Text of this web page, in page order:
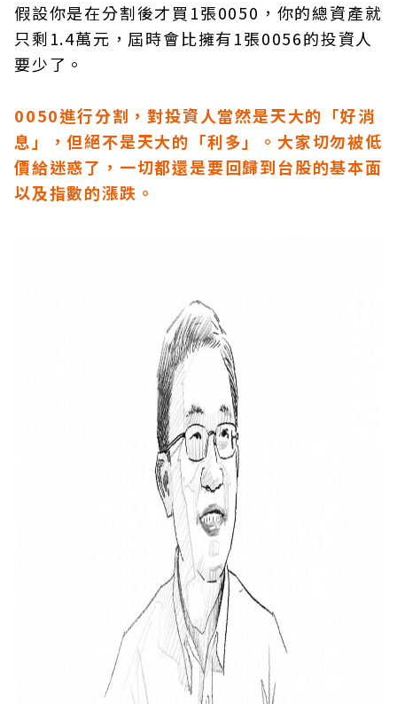
假設你是在分割後才買1張0050，你的總資產就
只剩1.4萬元，屆時會比擁有1張0056的投資人
要少了。
0050進行分割，對投資人當然是天大的「好消
息」，但絕不是天大的「利多」。大家切勿被低
價給迷惑了，一切都還是要回歸到台股的基本面
以及指數的漲跌。